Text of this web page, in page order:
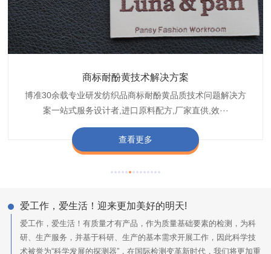
商标耐酚黄技术解决方案
博准30余载专业研发纺织品商标耐酚黄品质技术问题解决方
案一站式服务设计者,进口原料配方,厂家直供,效···
查看更多
织带商标变软技术解决方案
30余载专业从事设计研发生产纺织织唛印唛织带商标变软品
质技术问题解决方案一站式服务商,服务种类全,以···
查看更多
颜色褪色渗色技术解决方案
博准30余载是中国守家纺织商标印染织唛化工颜色褪色渗色
品质技术问题解决方案定制专家,提供前处理,染色···
查看更多
纺织品防螨抗菌整理剂
博准是中国化工纺织品商标防螨抗菌整理剂DM-3013D,防螨
抗菌整理剂加工定制服务提供商,以高品质,···
查看更多
皮革多金属复鞣剂
博准30余载是中国守家皮革商标多金属复鞣剂,TJ-R104多金
属复鞣剂加工定制服务提供商,以高品质,···
查看更多
纺织品pH检测
博准专注纺织品pH检测、测试、分析、研发、设计五大技术
一站式服务领域.实验室拥有纺织品全套设备检测,···
查看更多
爱工作，爱生活！迎来更加美好的明天!
爱工作，爱生活！有质量才有产品，作为质量基础要素的检测，为科
研、生产服务，并基于科研、生产的基本需求开展工作，因此科学技
术被誉为“科学发展的探测器”，在国际检测变革新时代，我们将更加重